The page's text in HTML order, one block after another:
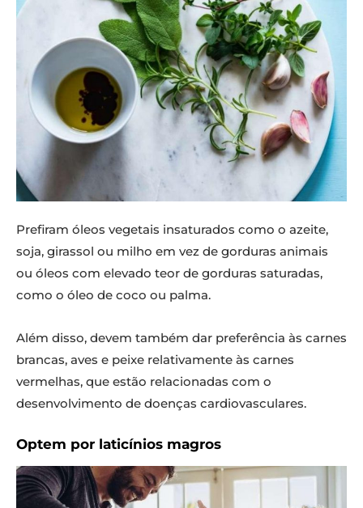
Prefiram óleos vegetais insaturados como o azeite,
soja, girassol ou milho em vez de gorduras animais
ou óleos com elevado teor de gorduras saturadas,
como o óleo de coco ou palma.
Além disso, devem também dar preferência às carnes
brancas, aves e peixe relativamente às carnes
vermelhas, que estão relacionadas com o
desenvolvimento de doenças cardiovasculares.
Optem por laticínios magros